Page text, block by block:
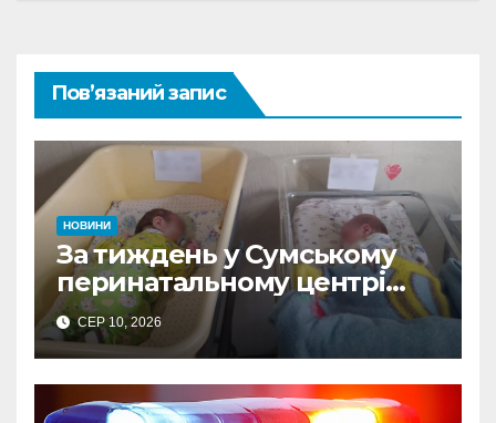
Пов’язаний запис
НОВИНИ
За тиждень у Сумському
перинатальному центрі
Пресвятої Діви Марії
народилося 15 дітей
СЕР 10, 2026